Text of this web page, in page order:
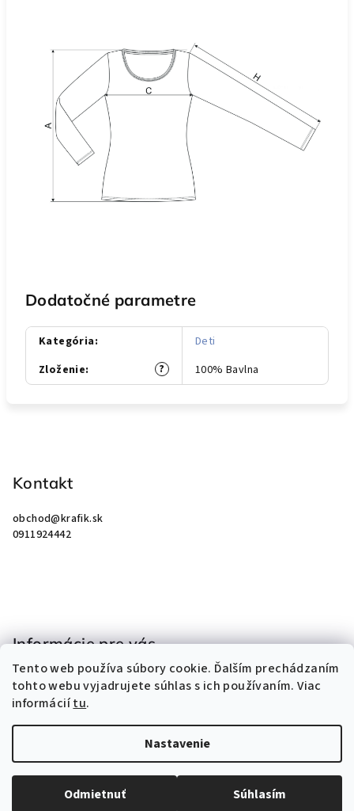
Tento web používa súbory cookie. Ďalším prechádzaním
tohto webu vyjadrujete súhlas s ich používaním. Viac
informáciítu.
Nastavenie
Odmietnuť Súhlasím
Dodatočné parametre
Kategória:
Deti
?
Zloženie: 100% Bavlna
Kontakt
obchod@krafik.sk
0911924442
Informácie pre vás
Obchodné podmienky
Podmienky ochrany osobných údajov
. Všetky práva vyhradené.